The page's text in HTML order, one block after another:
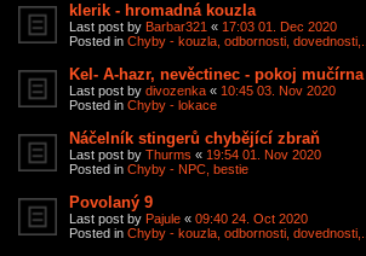
klerik - hromadná kouzla
Last post by Barbar321 « 17:03 01. Dec 2020
Posted in Chyby - kouzla, odbornosti, dovednosti,...
Kel- A-hazr, nevěctinec - pokoj mučírna
Last post by divozenka « 10:45 03. Nov 2020
Posted in Chyby - lokace
Náčelník stingerů chybějící zbraň
Last post by Thurms « 19:54 01. Nov 2020
Posted in Chyby - NPC, bestie
Povolaný 9
Last post by Pajule « 09:40 24. Oct 2020
Posted in Chyby - kouzla, odbornosti, dovednosti,...